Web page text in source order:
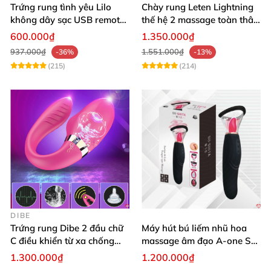
Trứng rung tình yêu Lilo
không dây sạc USB remote
điều khiển từ xa
600.000₫
937.000₫
-36%
(215)
Chày rung Leten Lightning
thế hệ 2 massage toàn thân
nhiều tần số rung phát
1.350.000₫
1.551.000₫
-13%
(214)
DIBE
Trứng rung Dibe 2 đầu chữ
C điều khiển từ xa chống
nước
1.300.000₫
Máy hút bú liếm nhũ hoa
massage âm đạo A-one Su-
shita độc đáo
1.200.000₫